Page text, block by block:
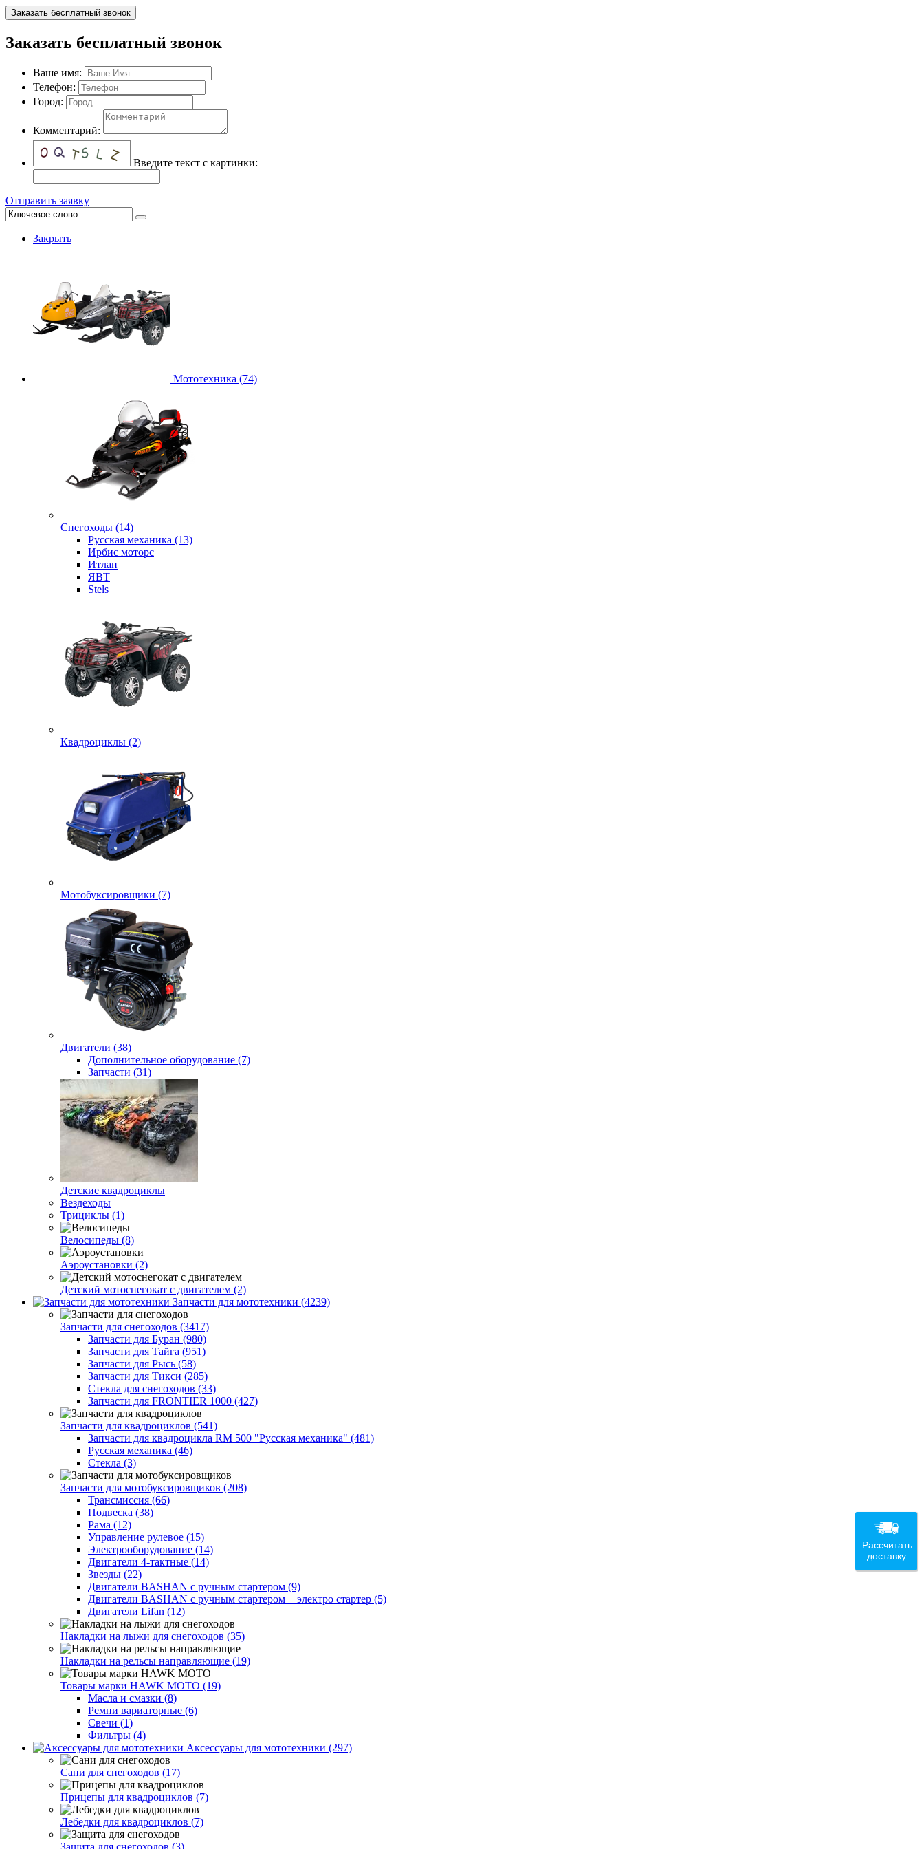
Заказать бесплатный звонок
Заказать бесплатный звонок
Ваше имя:
Телефон:
Город:
Комментарий:
Введите текст с картинки:
Отправить заявку
Закрыть
Мототехника (74)
Снегоходы (14)
Русская механика (13)
Ирбис моторс
Итлан
ЯВТ
Stels
Квадроциклы (2)
Мотобуксировщики (7)
Двигатели (38)
Дополнительное оборудование (7)
Запчасти (31)
Детские квадроциклы
Вездеходы
Трициклы (1)
Велосипеды (8)
Аэроустановки (2)
Детский мотоснегокат с двигателем (2)
Запчасти для мототехники (4239)
Запчасти для снегоходов (3417)
Запчасти для Буран (980)
Запчасти для Тайга (951)
Запчасти для Рысь (58)
Запчасти для Тикси (285)
Стекла для снегоходов (33)
Запчасти для FRONTIER 1000 (427)
Запчасти для квадроциклов (541)
Запчасти для квадроцикла RM 500 "Русская механика" (481)
Русская механика (46)
Стекла (3)
Запчасти для мотобуксировщиков (208)
Трансмиссия (66)
Подвеска (38)
Рама (12)
Управление рулевое (15)
Электрооборудование (14)
Двигатели 4-тактные (14)
Звезды (22)
Двигатели BASHAN с ручным стартером (9)
Двигатели BASHAN с ручным стартером + электро стартер (5)
Двигатели Lifan (12)
Накладки на лыжи для снегоходов (35)
Накладки на рельсы направляющие (19)
Товары марки HAWK MOTO (19)
Масла и смазки (8)
Ремни вариаторные (6)
Свечи (1)
Фильтры (4)
Аксессуары для мототехники (297)
Сани для снегоходов (17)
Прицепы для квадроциклов (7)
Лебедки для квадроциклов (7)
Защита для снегоходов (3)
Рассчитать
доставку